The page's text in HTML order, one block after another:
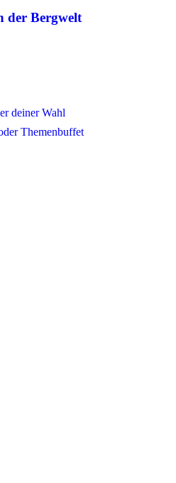
der Bergwelt
deiner Wahl
Themenbuffet